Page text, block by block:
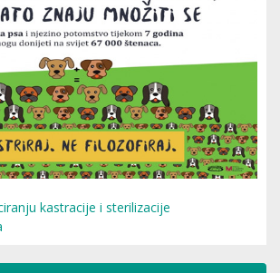
kastracije i sterilizacije